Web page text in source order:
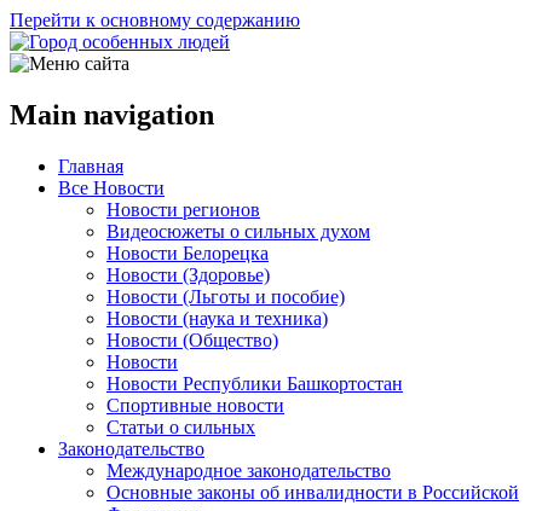
Перейти к основному содержанию
Main navigation
Главная
Все Новости
Новости регионов
Видеосюжеты о сильных духом
Новости Белорецка
Новости (Здоровье)
Новости (Льготы и пособие)
Новости (наука и техника)
Новости (Общество)
Новости
Новости Республики Башкортостан
Спортивные новости
Статьи о сильных
Законодательство
Международное законодательство
Основные законы об инвалидности в Российской